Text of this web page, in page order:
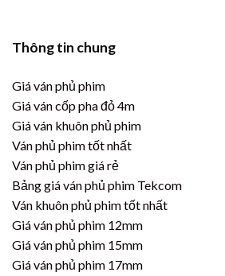
Thông tin chung
Giá ván phủ phim
Giá ván cốp pha đỏ 4m
Giá ván khuôn phủ phim
Ván phủ phim tốt nhất
Ván phủ phim giá rẻ
Bảng giá ván phủ phim Tekcom
Ván khuôn phủ phim tốt nhất
Giá ván phủ phim 12mm
Giá ván phủ phim 15mm
Giá ván phủ phim 17mm